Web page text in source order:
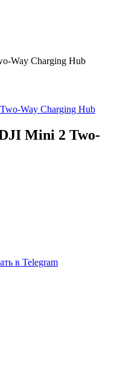
Way Charging Hub
Mini 2 Two-
в Telegram